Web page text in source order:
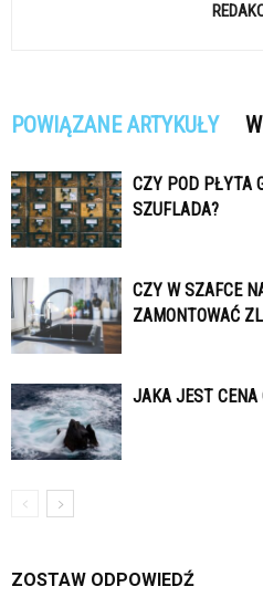
POWIĄZANE ARTYKUŁY
CZY POD PŁYTA
SZUFLADA?
CZY W SZAFCE
ZAMONTOWAĆ
JAKA JEST CENA
ZOSTAW ODPOWIEDŹ